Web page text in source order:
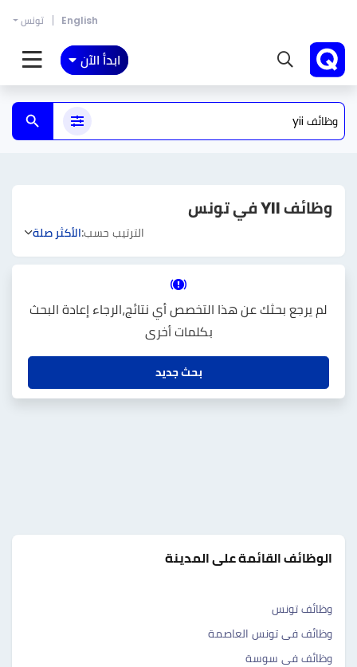
English تونس
ابدأ الآن
وظائف YII في تونس
الترتيب حسب:الأكثر صلة
لم يرجع بحثك عن هذا التخصص أي نتائج،الرجاء إعادة البحث
بكلمات أخرى
بحث جديد
الوظائف القائمة على المدينة
وظائف تونس
وظائف فى تونس العاصمة
وظائف فى سوسة